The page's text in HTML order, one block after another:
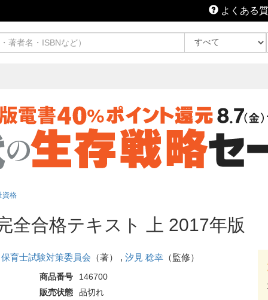
よくある
資格
全合格テキスト 上 2017年版
保育士試験対策委員会 （著） , 汐見 稔幸（監修）
商品番号
146700
販売状態
品切れ